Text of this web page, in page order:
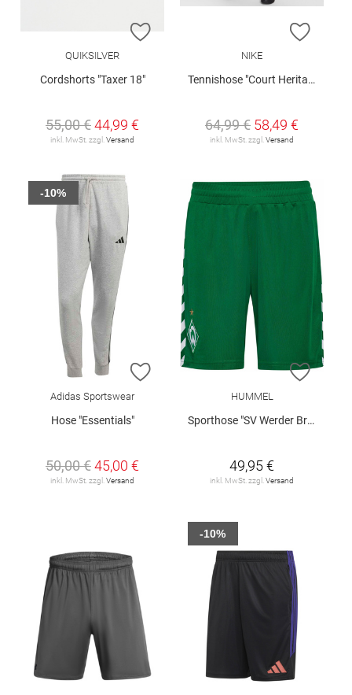
ZUR WUNSCHLISTE HINZUFÜGEN
QUIKSILVER
Cordshorts "Taxer 18"
55,00 €44,99 €
inkl. MwSt. zzgl. Versand
ZUR
NIKE
Tennishose "Court Heritage"
64,99 € 58,49 €
inkl. MwSt. zzgl. Versand
ZUR WUNSCHLISTE HINZUFÜGEN
Adidas Sportswear
Hose "Essentials"
50,00 €45,00 €
inkl. MwSt. zzgl. Versand
-10%
ZUR
HUMMEL
Sporthose "SV Werder Bremen Home 2026/27"
49,95 €
inkl. MwSt. zzgl. Versand
-10%